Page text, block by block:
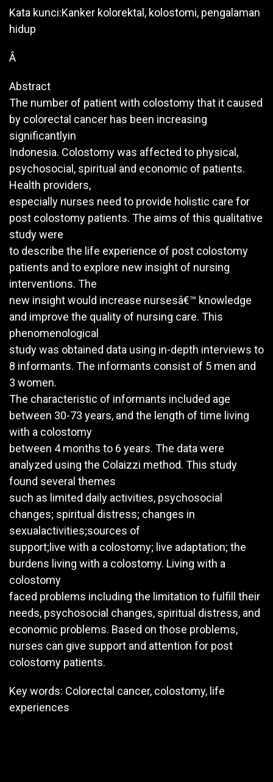
Kata kunci:Kanker kolorektal, kolostomi, pengalaman
hidup
Â
Abstract
The number of patient with colostomy that it caused
by colorectal cancer has been increasing
significantlyin
Indonesia. Colostomy was affected to physical,
psychosocial, spiritual and economic of patients.
Health providers,
especially nurses need to provide holistic care for
post colostomy patients. The aims of this qualitative
study were
to describe the life experience of post colostomy
patients and to explore new insight of nursing
interventions. The
new insight would increase nursesâ€™ knowledge
and improve the quality of nursing care. This
phenomenological
study was obtained data using in-depth interviews to
8 informants. The informants consist of 5 men and
3 women.
The characteristic of informants included age
between 30-73 years, and the length of time living
with a colostomy
between 4 months to 6 years. The data were
analyzed using the Colaizzi method. This study
found several themes
such as limited daily activities, psychosocial
changes; spiritual distress; changes in
sexualactivities;sources of
support;live with a colostomy; live adaptation; the
burdens living with a colostomy. Living with a
colostomy
faced problems including the limitation to fulfill their
needs, psychosocial changes, spiritual distress, and
economic problems. Based on those problems,
nurses can give support and attention for post
colostomy patients.
Key words: Colorectal cancer, colostomy, life
experiences